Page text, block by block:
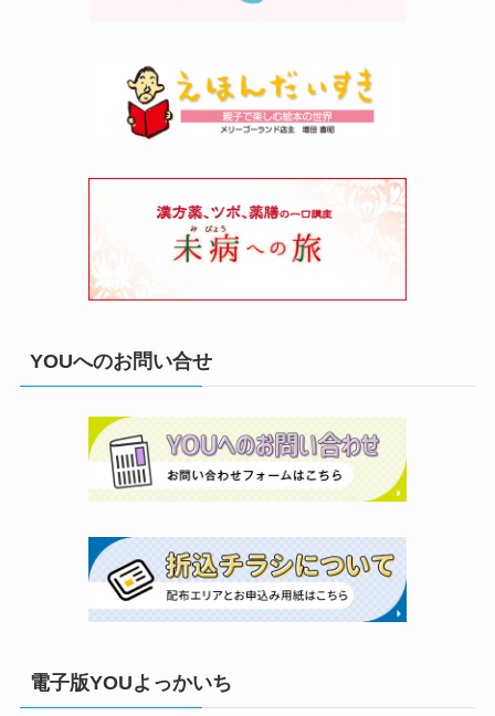
YOUへのお問い合せ
電子版YOUよっかいち